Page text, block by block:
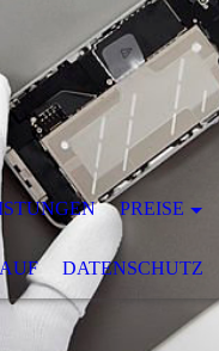
PREISE
DATENSCHUTZ